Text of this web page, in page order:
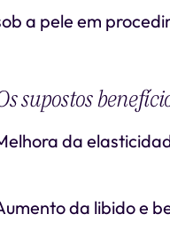
a pele em
supostos
da
da libido e